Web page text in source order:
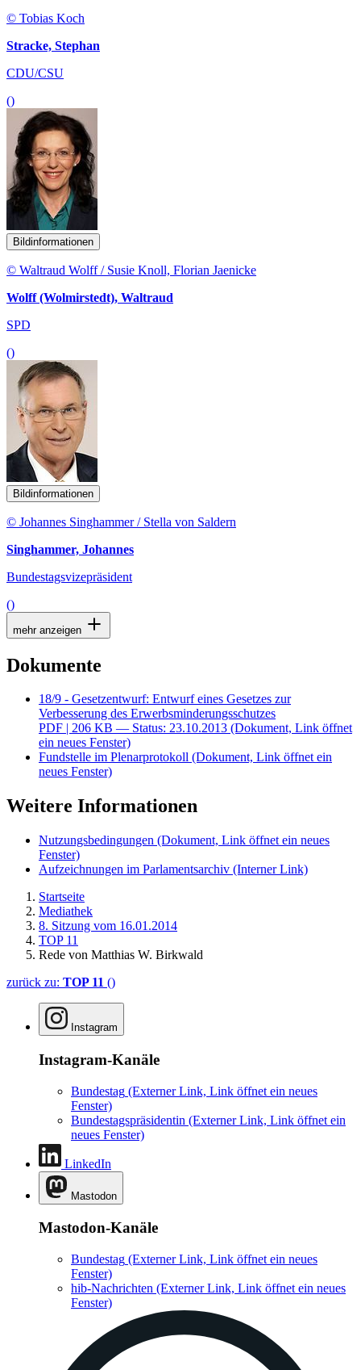
© Tobias Koch
Stracke, Stephan
CDU/CSU
()
Bildinformationen
© Waltraud Wolff / Susie Knoll, Florian Jaenicke
Wolff (Wolmirstedt), Waltraud
SPD
()
Bildinformationen
© Johannes Singhammer / Stella von Saldern
Singhammer, Johannes
Bundestagsvizepräsident
()
mehr anzeigen
Dokumente
18/9 - Gesetzentwurf: Entwurf eines Gesetzes zur
Verbesserung des Erwerbsminderungsschutzes
PDF | 206 KB — Status: 23.10.2013 (Dokument, Link öffnet
ein neues Fenster)
Fundstelle im Plenarprotokoll (Dokument, Link öffnet ein
neues Fenster)
Weitere Informationen
Nutzungsbedingungen (Dokument, Link öffnet ein neues
Fenster)
Aufzeichnungen im Parlamentsarchiv (Interner Link)
Startseite
Mediathek
8. Sitzung vom 16.01.2014
TOP 11
Rede von Matthias W. Birkwald
zurück zu: TOP 11 ()
Instagram
Instagram-Kanäle
Bundestag (Externer Link, Link öffnet ein neues
Fenster)
Bundestagspräsidentin (Externer Link, Link öffnet ein
neues Fenster)
LinkedIn
Mastodon
Mastodon-Kanäle
Bundestag (Externer Link, Link öffnet ein neues
Fenster)
hib-Nachrichten (Externer Link, Link öffnet ein neues
Fenster)